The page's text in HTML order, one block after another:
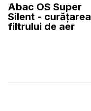
Abac OS Super
Silent - curățarea
filtrului de aer